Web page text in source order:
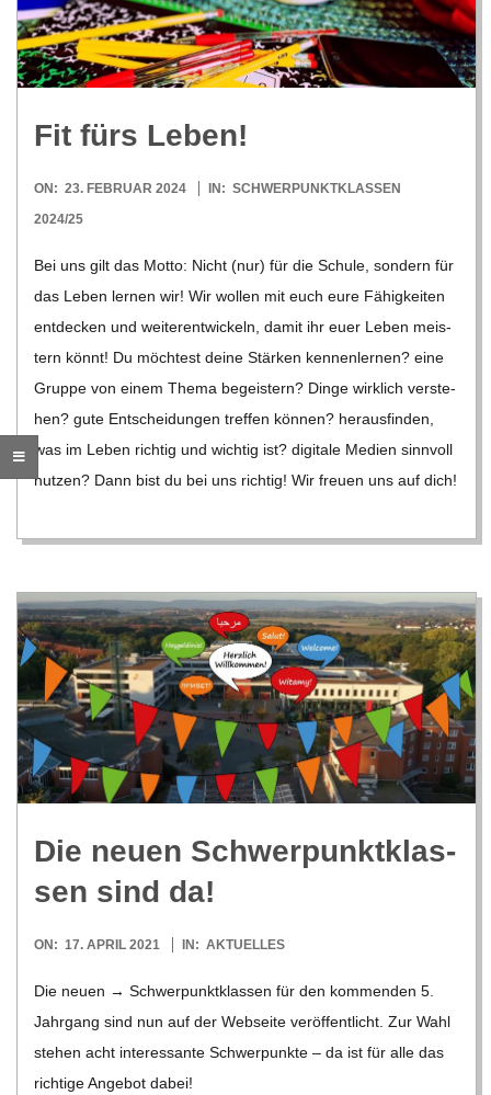
R
E
-
G
O
L
D
S
C
H
M
I
D
T
S
C
H
Fit fürs Leben!
2024-
02-
ON: 23. FEBRUAR 2024 IN: SCHWERPUNKTKLASSEN
2024/25
Bei uns gilt das Motto: Nicht (nur) für die Schule, son­dern für
das Leben ler­nen wir! Wir wol­len mit euch eure Fähig­kei­ten
ent­de­cken und wei­ter­ent­wi­ckeln, damit ihr euer Leben meis­
tern könnt! Du möch­test deine Stär­ken ken­nen­ler­nen? eine
Gruppe von einem Thema begeis­tern? Dinge wirk­lich ver­ste­
hen? gute Ent­schei­dun­gen tref­fen kön­nen? her­aus­fin­den,
was im Leben rich­tig und wich­tig ist? digi­tale Medien sinn­voll
nut­zen? Dann bist du bei uns rich­tig! Wir freuen uns auf dich!
Die neuen Schwer­punkt­klas­
sen sind da!
2021-
ON: 17. APRIL 2021 IN: AKTUELLES
Die neuen → Schwer­punkt­klas­sen für den kom­men­den 5.
Jahr­gang sind nun auf der Web­seite ver­öf­fent­licht. Zur Wahl
ste­hen acht inter­es­sante Schwer­punkte – da ist für alle das
rich­tige Ange­bot dabei!